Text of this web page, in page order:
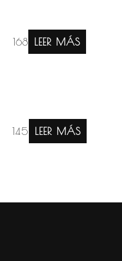
168 LEER MÁS
145 LEER MÁS